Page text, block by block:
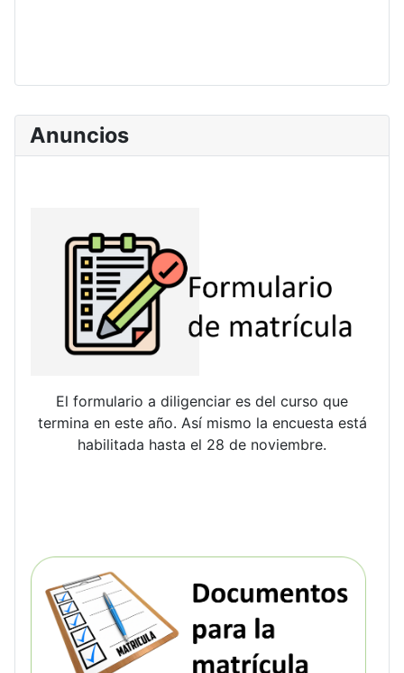
Anuncios
El formulario a diligenciar es del curso que
termina en este año. Así mismo la encuesta está
habilitada hasta el 28 de noviembre.